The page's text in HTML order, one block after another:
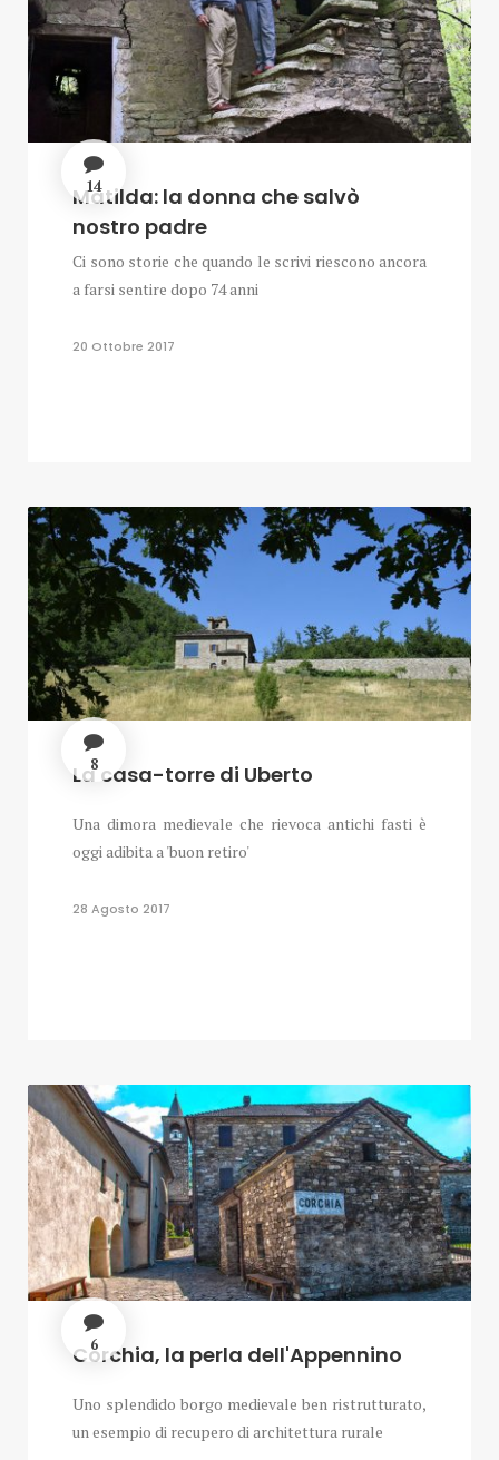
14
Matilda: la donna che salvò
nostro padre
Ci sono storie che quando le scrivi riescono ancora
a farsi sentire dopo 74 anni
20 Ottobre 2017
8
La casa-torre di Uberto
Una dimora medievale che rievoca antichi fasti è
oggi adibita a 'buon retiro'
28 Agosto 2017
6
Corchia, la perla dell'Appennino
Uno splendido borgo medievale ben ristrutturato,
un esempio di recupero di architettura rurale